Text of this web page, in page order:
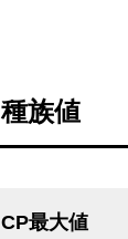
種族値
CP最大値